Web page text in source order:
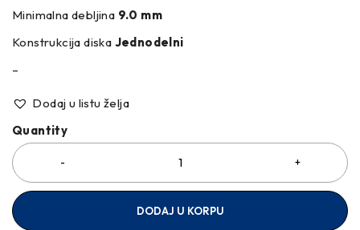
Minimalna debljina 9.0 mm
Konstrukcija diska Jednodelni
–
Dodaj u listu želja
Quantity
DODAJ U KORPU